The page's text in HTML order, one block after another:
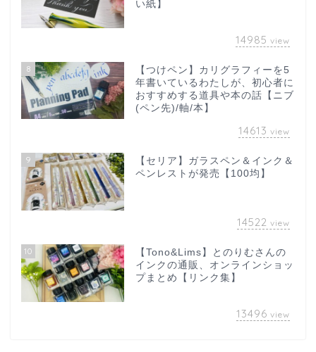
い紙】
14985 view
8
【つけペン】カリグラフィーを5
年書いているわたしが、初心者に
おすすめする道具や本の話【ニブ
(ペン先)/軸/本】
14613 view
9
【セリア】ガラスペン＆インク＆
ペンレストが発売【100均】
14522 view
10
【Tono&Lims】とのりむさんの
インクの通販、オンラインショッ
プまとめ【リンク集】
13496 view